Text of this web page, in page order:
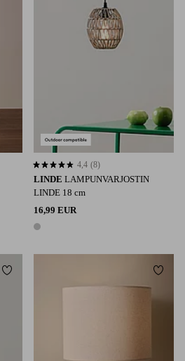
LINDE LAMPUNVARJOSTIN
LINDE 18 cm
16,99 EUR
1 väri
4,4 perustuen 8 arvosanaan
4,4 (8)
Lisää suosikkeihin Lisää